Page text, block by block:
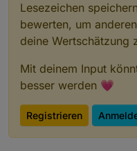
Lesezeichen
bewerten, um
deine Wertschätzung
Mit deinem Input
besser werden 💗
Registrieren